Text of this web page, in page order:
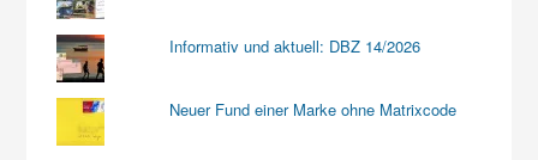
Informativ und aktuell: DBZ 14/2026
Neuer Fund einer Marke ohne Matrixcode